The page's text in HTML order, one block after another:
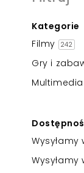
Kategorie
Filmy
242
Gry i
Multimedia
Wysyłamy
Zmniejsz
Odwróć kolory
Skala szarości
Podkreślenie